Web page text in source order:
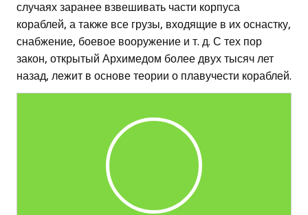
случаях заранее взвешивать части корпуса
кораблей, а также все грузы, входящие в их оснастку,
снабжение, боевое вооружение и т. д. С тех пор
закон, открытый Архимедом более двух тысяч лет
назад, лежит в основе теории о плавучести кораблей.